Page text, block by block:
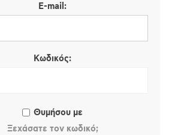
E-mail:
Κωδικός:
Θυμήσου με
Ξεχάσατε τον κωδικό;